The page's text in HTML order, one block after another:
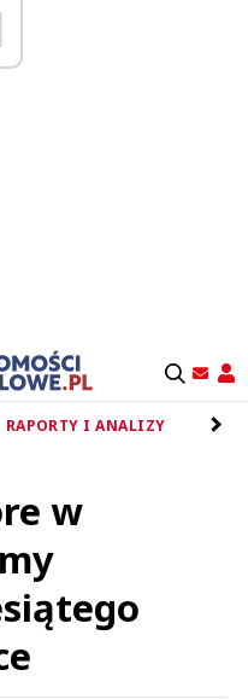
RAPORTY I ANALIZY
w